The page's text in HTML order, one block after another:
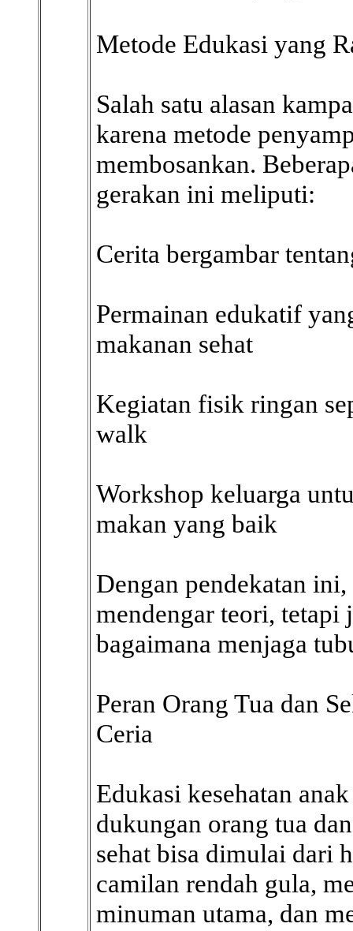
Metode Edukasi yang
Salah satu alasan
karena metode
membosankan.
gerakan ini meliputi:
Cerita bergambar
Permainan edukatif
makanan sehat
Kegiatan fisik ringan
walk
Workshop keluarga
makan yang baik
Dengan pendekatan
mendengar teori, tetapi
bagaimana menjaga
Peran Orang Tua dan
Ceria
Edukasi kesehatan
dukungan orang tua
sehat bisa dimulai dari
camilan rendah gula,
minuman utama, dan